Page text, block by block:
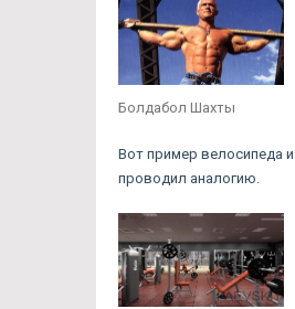
Болдабол Шахты
Вот пример велосипеда и
проводил аналогию.